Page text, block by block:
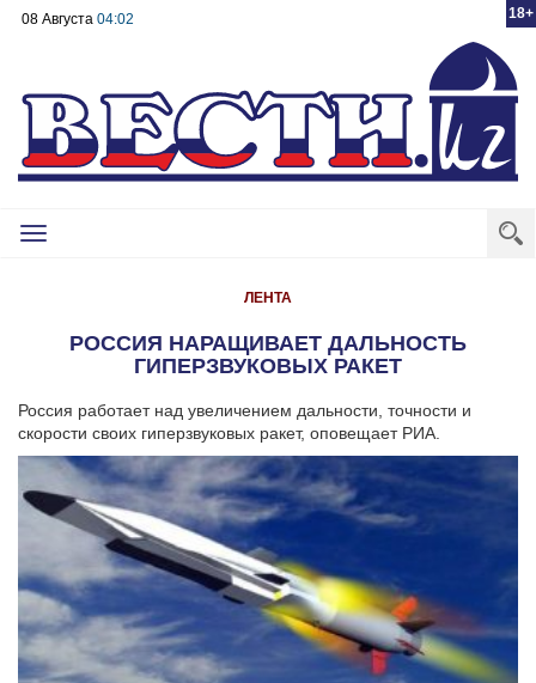
18+
08 Августа 04:02
Toggle
ЛЕНТА
РОССИЯ НАРАЩИВАЕТ ДАЛЬНОСТЬ
ГИПЕРЗВУКОВЫХ РАКЕТ
Россия работает над увеличением дальности, точности и
скорости своих гиперзвуковых ракет, оповещает РИА.